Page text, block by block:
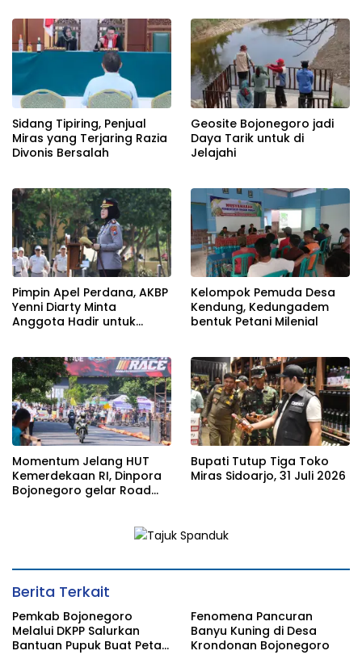
Bungkam
Sidang Tipiring, Penjual
Miras yang Terjaring Razia
Divonis Bersalah
Geosite Bojonegoro jadi
Daya Tarik untuk di
Jelajahi
Pimpin Apel Perdana, AKBP
Yenni Diarty Minta
Anggota Hadir untuk
Kelompok Pemuda Desa
Kendung, Kedungadem
bentuk Petani Milenial
Momentum Jelang HUT
Kemerdekaan RI, Dinpora
Bojonegoro gelar Road
Bupati Tutup Tiga Toko
Miras Sidoarjo, 31 Juli 2026
Berita Terkait
Pemkab Bojonegoro
Melalui DKPP Salurkan
Bantuan Pupuk Buat Petani
Fenomena Pancuran
Banyu Kuning di Desa
Krondonan Bojonegoro